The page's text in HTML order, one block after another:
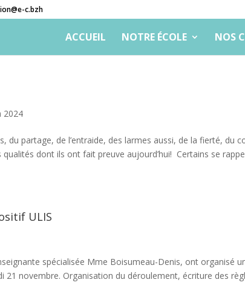
c.bzh
ACCUEIL NOTRE ÉCOLE NOS
2024
du partage, de l’entraide, des larmes aussi, de la fierté, du
dont ils ont fait preuve aujourd’hui! Certains se
ULIS
spécialisée Mme Boisumeau-Denis, ont organisé
21 novembre. Organisation du déroulement, écriture des